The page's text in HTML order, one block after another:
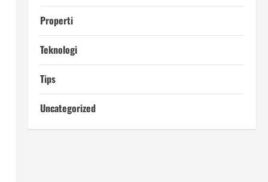
Properti
Teknologi
Tips
Uncategorized